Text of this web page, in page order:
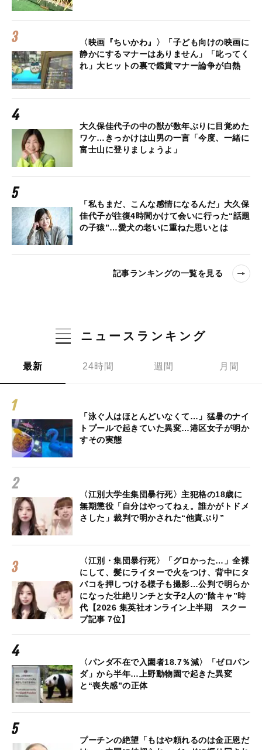
〈映画『ちいかわ』〉「子ども向けの映画に
静かにするマナーはありません」「叱ってく
れ」大ヒットの裏で鑑賞マナー論争が白熱
大久保佳代子の中の獣が数年ぶりに目覚めた
ワケ…きっかけは山男の一言「今度、一緒に
富士山に登りましょうよ」
「私もまだ、こんな感情になるんだ」大久保
佳代子が往復4時間かけて会いに行った“話題
の子猿”…愛犬の老いに重ねた思いとは
記事ランキングの一覧を見る
ニュースランキング
最新 24時間 週間 月間
「泳ぐ人はほとんどいなくて…」猛暑のナイ
トプールで起きていた異変…港区女子が明か
すその実態
〈江別大学生集団暴行死〉主犯格の18歳に
無期懲役「自分はやってねぇ。誰かがトドメ
さした」裁判で明かされた“他責ぶり”
〈江別・集団暴行死〉「グロかった…」全裸
にして、髪にライターで火をつけ、背中にタ
バコを押しつける様子も撮影…公判で明らか
になった壮絶リンチと女子2人の“陰キャ”時
代【2026 集英社オンライン上半期 スクー
プ記事 7位】
〈パンダ不在で入園者18.7％減〉「ゼロパン
ダ」から半年…上野動物園で起きた異変
と“喪失感”の正体
プーチンの絶望「もはや頼れるのは金正恩だ